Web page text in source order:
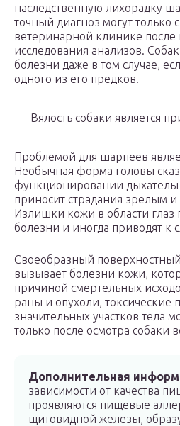
наследственную лихорадку
точный диагноз могут только
ветеринарной клинике
исследования анализов.
болезни даже в том случае,
одного из его предков.
Вялость собаки является
Проблемой для шарпеев
Необычная форма головы
функционировании
приносит страдания зрелым
Излишки кожи в области
болезни и иногда приводят к
Своеобразный
вызывает болезни кожи,
причиной смертельных
раны и опухоли, токсические
значительных участков тела
только после осмотра собаки
Дополнительная
зависимости от качества
проявляются пищевые
щитовидной железы,